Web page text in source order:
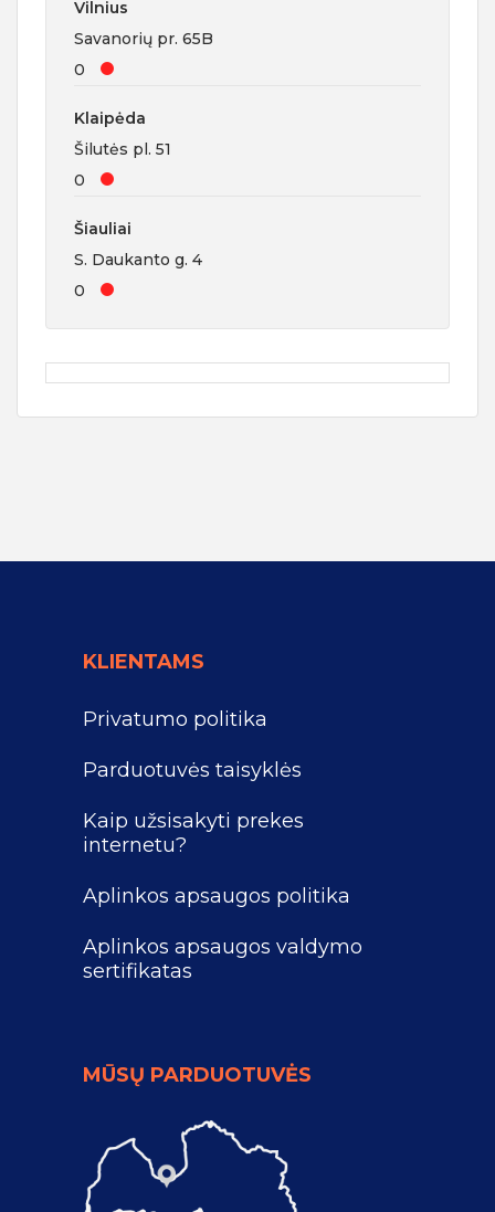
Vilnius
Savanorių pr. 65B
0
Klaipėda
Šilutės pl. 51
0
Šiauliai
S. Daukanto g. 4
0
KLIENTAMS
Privatumo politika
Parduotuvės taisyklės
Kaip užsisakyti prekes
internetu?
Aplinkos apsaugos politika
Aplinkos apsaugos valdymo
sertifikatas
MŪSŲ PARDUOTUVĖS